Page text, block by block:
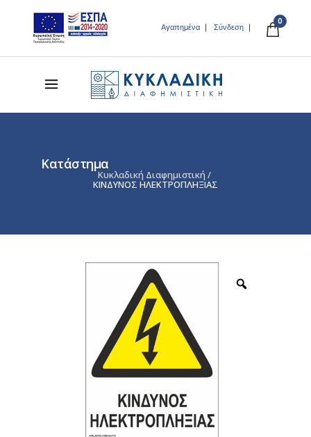
Αγαπημένα Σύνδεση
0
Κατάστημα
Κυκλαδική Διαφημιστική /
ΚΙΝΔΥΝΟΣ ΗΛΕΚΤΡΟΠΛΗΞΙΑΣ